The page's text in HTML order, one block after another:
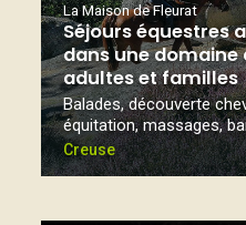
La Maison de Fleurat
Séjours équestres
dans une
adultes et familles
Balades, découverte
équitation, massages,
Creuse